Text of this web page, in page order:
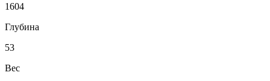
1604
Глубина
53
Вес